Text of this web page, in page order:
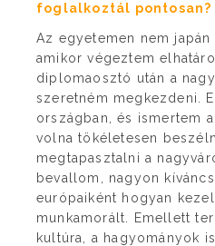
foglalkoztál pontosan?
Az egyetemen nem japán
amikor végeztem
diplomaosztó után a
szeretném megkezdeni.
országban, és ismertem
volna tökéletesen
megtapasztalni a
bevallom, nagyon
európaiként hogyan
munkamorált. Emellett
kultúra, a hagyományok